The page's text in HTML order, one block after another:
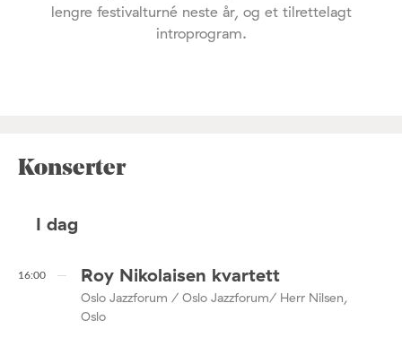
lengre festivalturné neste år, og et tilrettelagt
introprogram.
Konserter
I dag
16:00 Roy Nikolaisen kvartett
Oslo Jazzforum / Oslo Jazzforum/ Herr Nilsen,
Oslo